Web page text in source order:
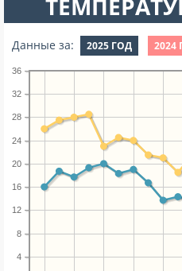
Данные за: 2025 ГОД 2024
4
8
12
16
20
24
28
32
36